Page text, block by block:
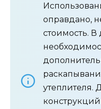
оправдано,
стоимость. В
утеплителя.
конструкций